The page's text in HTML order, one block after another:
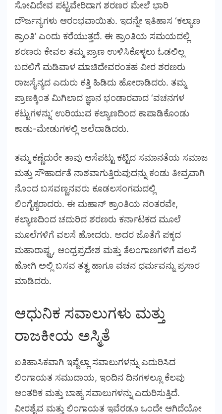
ಸೋವಿದೇವ ಪಟ್ಟವೇರಿದಾಗ ಶರಣರ ಮೇಲೆ ಭಾರಿ
ದೌರ್ಜನ್ಯಗಳು ಆರಂಭವಾಯಿತು. ಇದನ್ನೇ ಇತಿಹಾಸ ‘ಕಲ್ಯಾಣ
ಕ್ರಾಂತಿ’ ಎಂದು ಕರೆಯುತ್ತದೆ. ಈ ಕ್ರಾಂತಿಯ ಸಮಯದಲ್ಲಿ
ಶರಣರು ಕೇವಲ ತಮ್ಮ ಪ್ರಾಣ ಉಳಿಸಿಕೊಳ್ಳಲು ಓಡಲಿಲ್ಲ
ಬದಲಿಗೆ ಮಡಿವಾಳ ಮಾಚಿದೇವರಂತಹ ವೀರ ಶರಣರು
ರಾಜಸೈನ್ಯದ ಎದುರು ಕತ್ತಿ ಹಿಡಿದು ಹೋರಾಡಿದರು. ತಮ್ಮ
ಪ್ರಾಣಕ್ಕಿಂತ ಮಿಗಿಲಾದ ಜ್ಞಾನ ಭಂಡಾರವಾದ ‘ವಚನಗಳ
ಕಟ್ಟುಗಳನ್ನು’ ಉರಿಯುವ ಕಲ್ಯಾಣದಿಂದ ಕಾಪಾಡಿಕೊಂಡು
ಕಾಡು-ಮೇಡುಗಳಲ್ಲಿ ಅಲೆದಾಡಿದರು.
ತಮ್ಮ ಕಣ್ಣೆದುರೇ ತಾವು ಆಸೆಪಟ್ಟು ಕಟ್ಟಿದ ಸಮಾನತೆಯ ಸಮಾಜ
ಮತ್ತು ಸೌಹಾರ್ದತೆ ನಾಶವಾಗುತ್ತಿರುವುದನ್ನು ಕಂಡು ತೀವ್ರವಾಗಿ
ನೊಂದ ಬಸವಣ್ಣನವರು ಕೂಡಲಸಂಗಮದಲ್ಲಿ
ಲಿಂಗೈಕ್ಯರಾದರು. ಈ ಮಹಾನ್ ಕ್ರಾಂತಿಯ ನಂತರವೇ,
ಕಲ್ಯಾಣದಿಂದ ಚದುರಿದ ಶರಣರು ಕರ್ನಾಟಕದ ಮೂಲೆ
ಮೂಲೆಗಳಿಗೆ ವಲಸೆ ಹೋದರು. ಅದರ ಜೊತೆಗೆ ಪಕ್ಕದ
ಮಹಾರಾಷ್ಟ್ರ, ಆಂಧ್ರಪ್ರದೇಶ ಮತ್ತು ತೆಲಂಗಾಣಗಳಿಗೆ ವಲಸೆ
ಹೋಗಿ ಅಲ್ಲಿ ಬಸವ ತತ್ವ ಹಾಗೂ ವಚನ ಧರ್ಮವನ್ನು ಪ್ರಸಾರ
ಮಾಡಿದರು.
ಆಧುನಿಕ ಸವಾಲುಗಳು ಮತ್ತು
ರಾಜಕೀಯ ಅಸ್ಮಿತೆ
ಐತಿಹಾಸಿಕವಾಗಿ ಇಷ್ಟೆಲ್ಲಾ ಸವಾಲುಗಳನ್ನು ಎದುರಿಸಿದ
ಲಿಂಗಾಯತ ಸಮುದಾಯ, ಇಂದಿನ ದಿನಗಳಲ್ಲೂ ಕೆಲವು
ಆಂತರಿಕ ಮತ್ತು ಬಾಹ್ಯ ಸವಾಲುಗಳನ್ನು ಎದುರಿಸುತ್ತಿದೆ.
ವೀರಶೈವ ಮತ್ತು ಲಿಂಗಾಯತ ಇವೆರಡೂ ಒಂದೇ ಆಗಿದೆಯೋ